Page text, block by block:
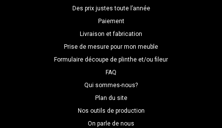
Des prix justes toute l’année
Paiement
Livraison et fabrication
Prise de mesure pour mon meuble
Formulaire découpe de plinthe et/ou fileur
FAQ
Qui sommes-nous?
Plan du site
Nos outils de production
On parle de nous